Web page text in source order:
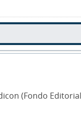
(Fondo